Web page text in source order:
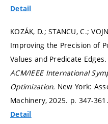
Detail
KOZÁK, D.; STANCU, C.;
Improving the Precision of
Values and Predicate
ACM/IEEE International
Optimization. New York:
Machinery, 2025. p. 347-361.
Detail